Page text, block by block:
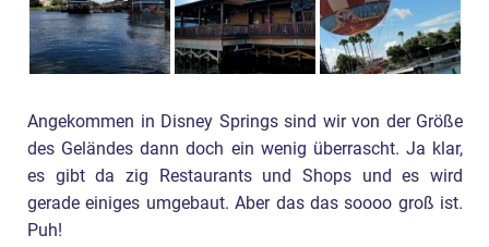
Angekommen in Disney Springs sind wir von der Größe
des Geländes dann doch ein wenig überrascht. Ja klar,
es gibt da zig Restaurants und Shops und es wird
gerade einiges umgebaut. Aber das das soooo groß ist.
Puh!